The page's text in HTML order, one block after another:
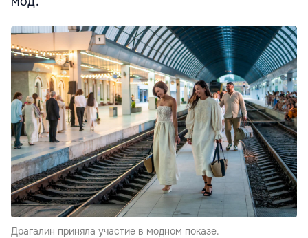
Драгалин приняла участие в модном показе.